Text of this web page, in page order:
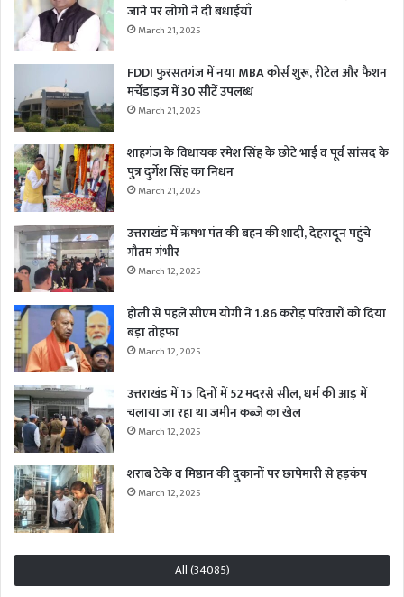
जाने पर लोगों ने दी बधाईयाँ
March 21, 2025
FDDI फुरसतगंज में नया MBA कोर्स शुरू, रीटेल और फैशन
मर्चेंडाइज में 30 सीटें उपलब्ध
March 21, 2025
शाहगंज के विधायक रमेश सिंह के छोटे भाई व पूर्व सांसद के
पुत्र दुर्गेश सिंह का निधन
March 21, 2025
उत्तराखंड में ऋषभ पंत की बहन की शादी, देहरादून पहुंचे
गौतम गंभीर
March 12, 2025
होली से पहले सीएम योगी ने 1.86 करोड़ परिवारों को दिया
बड़ा तोहफा
March 12, 2025
उत्तराखंड में 15 दिनों में 52 मदरसे सील, धर्म की आड़ में
चलाया जा रहा था जमीन कब्जे का खेल
March 12, 2025
शराब ठेके व मिष्ठान की दुकानों पर छापेमारी से हड़कंप
March 12, 2025
All (34085)